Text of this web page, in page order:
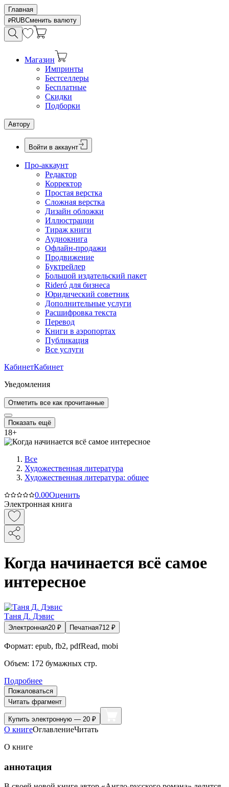
Главная
RUBСменить валюту
Магазин
Импринты
Бестселлеры
Бесплатные
Скидки
Подборки
Автору
Войти в аккаунт
Про-аккаунт
Редактор
Корректор
Простая верстка
Сложная верстка
Дизайн обложки
Иллюстрации
Тираж книги
Аудиокнига
Офлайн-продажи
Продвижение
Буктрейлер
Большой издательский пакет
Rideró для бизнеса
Юридический советник
Дополнительные услуги
Расшифровка текста
Перевод
Книги в аэропортах
Публикация
Все услуги
КабинетКабинет
Уведомления
Отметить все как прочитанные
Показать ещё
18+
Все
Художественная литература
Художественная литература: общее
0.00Оценить
Электронная книга
Когда начинается всё самое
интересное
Таня Д. Дэвис
Электронная20 ₽ Печатная712 ₽
Формат: epub, fb2, pdfRead, mobi
Объем: 172 бумажных стр.
Подробнее
Пожаловаться
Читать фрагмент
Купить электронную — 20 ₽
О книгеОглавлениеЧитать
О книге
аннотация